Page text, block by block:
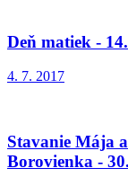
Deň matiek -
4. 7. 2017
Stavanie Mája
Borovienka -